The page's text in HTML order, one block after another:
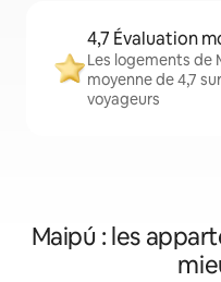
4,7 Évaluation
Les logements de
moyenne de 4,7
voyageurs
Maipú : les